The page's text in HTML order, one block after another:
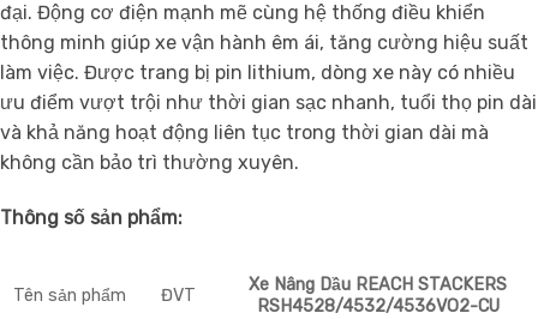
đại. Động cơ điện mạnh mẽ cùng hệ thống điều khiển
thông minh giúp xe vận hành êm ái, tăng cường hiệu suất
làm việc. Được trang bị pin lithium, dòng xe này có nhiều
ưu điểm vượt trội như thời gian sạc nhanh, tuổi thọ pin dài
và khả năng hoạt động liên tục trong thời gian dài mà
không cần bảo trì thường xuyên.
Thông số sản phẩm:
Tên sản phẩm ĐVT
Xe Nâng Dầu REACH STACKERS
RSH4528/4532/4536VO2-CU